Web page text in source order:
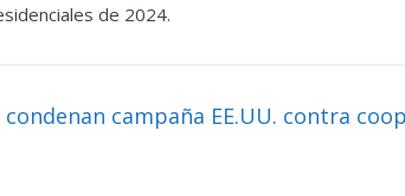
de 2024.
campaña EE.UU. contra